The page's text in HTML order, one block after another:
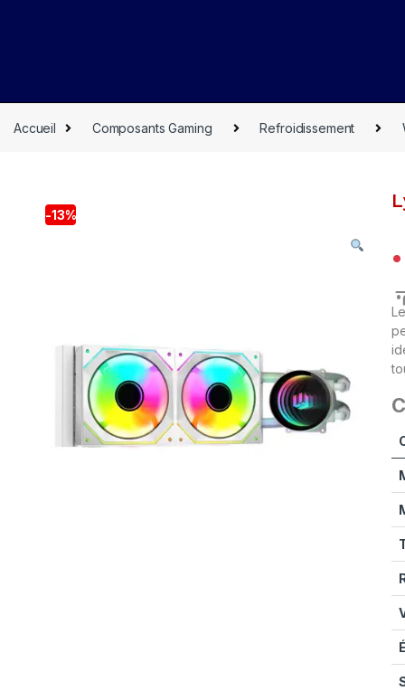
Accueil Composants Gaming Refroidissement
-13%